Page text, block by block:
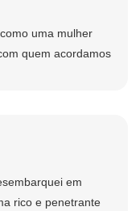
uma mulher
quem acordamos
em
rico e penetrante